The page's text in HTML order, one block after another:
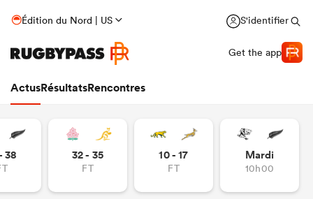
Édition du Nord | US S'identifier
Get the app
ActusRésultatsRencontres
38 32 - 35
FT
10 - 17
FT
Mardi
10h00